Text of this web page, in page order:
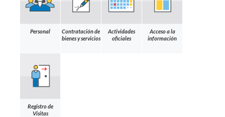
Personal
Contratación de
bienes y servicios
Actividades
oficiales
Acceso a la
información
Registro de
Visitas